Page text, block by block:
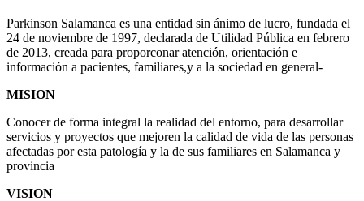
Parkinson Salamanca es una entidad sin ánimo de lucro, fundada el
24 de noviembre de 1997, declarada de Utilidad Pública en febrero
de 2013, creada para proporconar atención, orientación e
información a pacientes, familiares,y a la sociedad en general-
MISION
Conocer de forma integral la realidad del entorno, para desarrollar
servicios y proyectos que mejoren la calidad de vida de las personas
afectadas por esta patología y la de sus familiares en Salamanca y
provincia
VISION